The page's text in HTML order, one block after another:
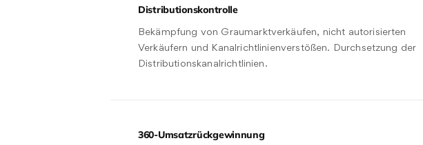
Distributionskontrolle
Bekämpfung von Graumarktverkäufen, nicht autorisierten
Verkäufern und Kanalrichtlinienverstößen. Durchsetzung der
Distributionskanalrichtlinien.
360-Umsatzrückgewinnung